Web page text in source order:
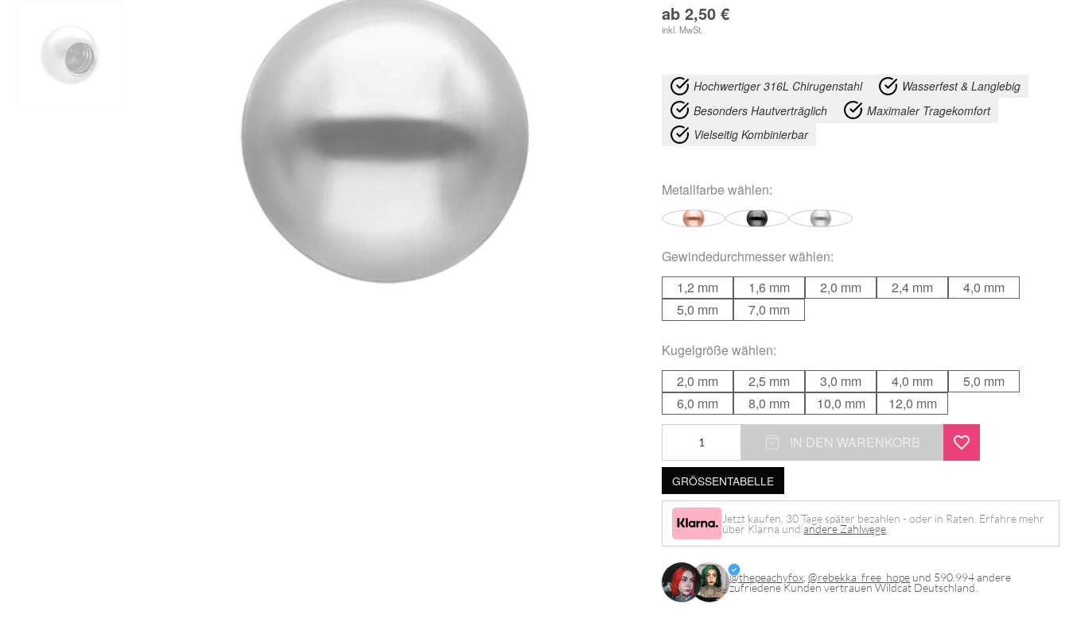
ab 2,50 €
inkl. MwSt.
Hochwertiger 316L Chirugenstahl
Wasserfest & Langlebig
Besonders Hautverträglich
Maximaler Tragekomfort
Vielseitig Kombinierbar
Metallfarbe wählen:
Gewindedurchmesserwählen:
1,2 mm
1,6 mm 2,0 mm 2,4 mm
4,0 mm
5,0 mm
7,0 mm
Kugelgröße wählen:
2,0 mm
2,5 mm 3,0 mm 4,0 mm
5,0 mm
6,0 mm
8,0 mm 10,0 mm 12,0 mm
Ball
Menge
IN DEN WARENKORB
GRÖSSENTABELLE
Jetzt kaufen, 30 Tage später bezahlen - oder in Raten. Erfahre mehr
über Klarna undandere Zahlwege
@thepeachyfox @rebekka_free_hope und 590.994 andere
zufriedene Kunden vertrauen Wildcat Deutschland.